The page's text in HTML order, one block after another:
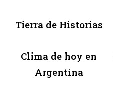
Tierra de Historias
Clima de hoy en
Argentina